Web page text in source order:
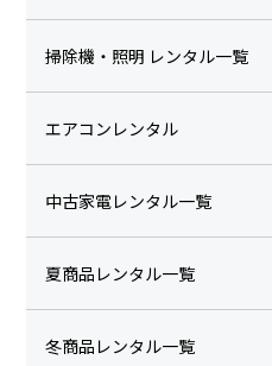
掃除機・照明 レンタル一覧
エアコンレンタル
中古家電レンタル一覧
夏商品レンタル一覧
冬商品レンタル一覧